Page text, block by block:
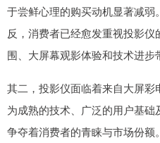
于尝鲜心理的购买动机显著减弱
反，消费者已经愈发重视投影
围、大屏幕观影体验和技术进步
其二，投影仪面临着来自大屏
为成熟的技术、广泛的用户基
争夺着消费者的青睐与市场份